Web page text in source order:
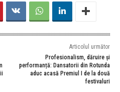
Articolul următor
Profesionalism, dăruire și
performanță: Dansatorii din Rotunda
aduc acasă Premiul I de la două
festivaluri